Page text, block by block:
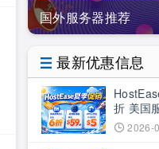
国外服务器推荐
最新优惠信息
折 美国
$34.92026-